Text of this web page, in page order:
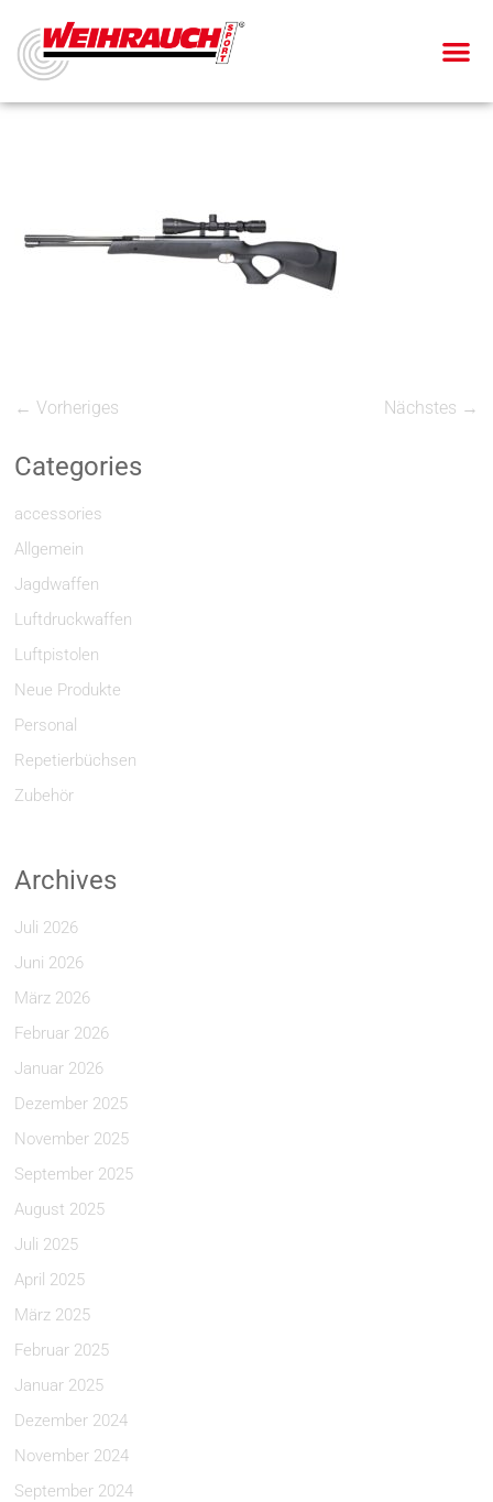
← Vorheriges Nächstes →
Categories
accessories
Allgemein
Jagdwaffen
Luftdruckwaffen
Luftpistolen
Neue Produkte
Personal
Repetierbüchsen
Zubehör
Archives
Juli 2026
Juni 2026
März 2026
Februar 2026
Januar 2026
Dezember 2025
November 2025
September 2025
August 2025
Juli 2025
April 2025
März 2025
Februar 2025
Januar 2025
Dezember 2024
November 2024
September 2024